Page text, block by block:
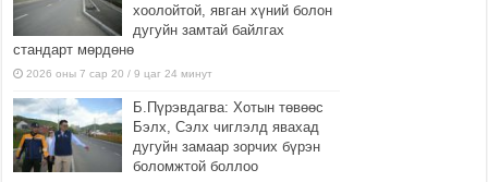
хоолойтой, явган хүний болон
дугуйн замтай байлгах
стандарт мөрдөнө
2026 оны 7 сар 20 / 9 цаг 24 минут
Б.Пүрэвдагва: Хотын төвөөс
Бэлх, Сэлх чиглэлд явахад
дугуйн замаар зорчих бүрэн
боломжтой боллоо